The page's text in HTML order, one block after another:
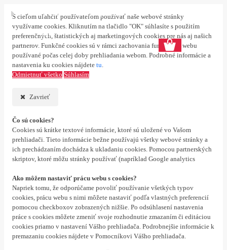
S cieľom uľahčiť používateľom používať naše webové stránky
využívame cookies. Kliknutím na tlačidlo "OK" súhlasíte s použitím
preferenčných, štatistických aj marketingových cookies pre nás aj našich
partnerov. Funkčné cookies sú v rámci zachovania funkčnosti webu
používané počas celej doby prehliadania webom. Podrobné informácie a
nastavenia ku cookies nájdete tu.
Odmietnuť všetko Súhlasím
Zavrieť
Čo sú cookies?
Cookies sú krátke textové informácie, ktoré sú uložené vo Vašom
prehliadači. Tieto informácie bežne používajú všetky webové stránky a
ich prechádzaním dochádza k ukladaniu cookies. Pomocou partnerských
skriptov, ktoré môžu stránky používať (napríklad Google analytics
Ako môžem nastaviť prácu webu s cookies?
Napriek tomu, že odporúčame povoliť používanie všetkých typov
cookies, prácu webu s nimi môžete nastaviť podľa vlastných preferencií
pomocou checkboxov zobrazených nižšie. Po odsúhlasení nastavenia
práce s cookies môžete zmeniť svoje rozhodnutie zmazaním či editáciou
cookies priamo v nastavení Vášho prehliadača. Podrobnejšie informácie k
premazaniu cookies nájdete v Pomocníkovi Vášho prehliadača.
Prihlásenie Nová registrácia
0 ks